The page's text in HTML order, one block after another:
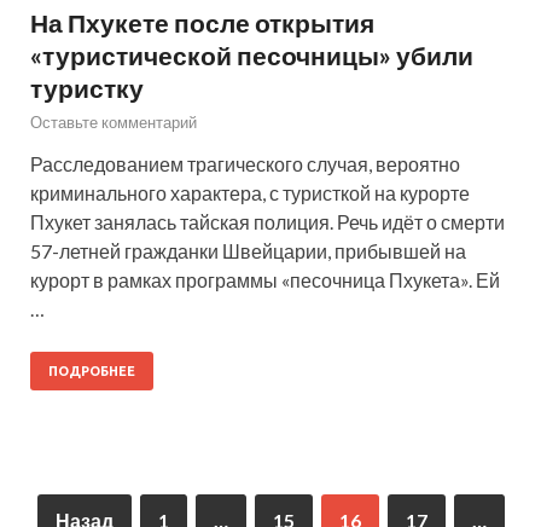
На Пхукете после открытия
«туристической песочницы» убили
туристку
Оставьте комментарий
Расследованием трагического случая, вероятно
криминального характера, с туристкой на курорте
Пхукет занялась тайская полиция. Речь идёт о смерти
57-летней гражданки Швейцарии, прибывшей на
курорт в рамках программы «песочница Пхукета». Ей
ПОДРОБНЕЕ
Назад 1 15 16 17